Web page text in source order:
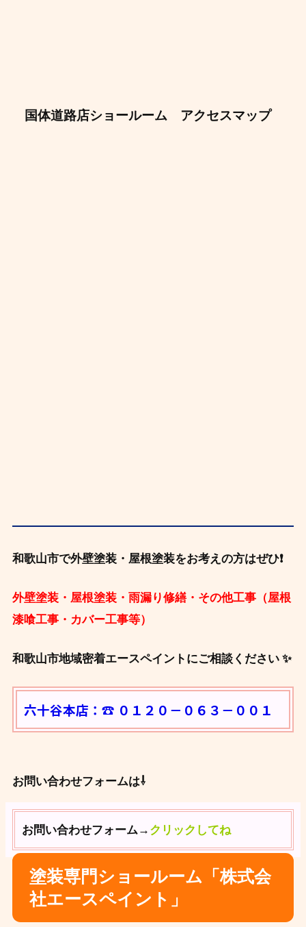
国体道路店ショールーム アクセスマップ
和歌山市で外壁塗装・屋根塗装をお考えの方はぜひ❗
外壁塗装・屋根塗装・雨漏り修繕・その他工事（屋根
漆喰工事・カバー工事等）
和歌山市地域密着エースペイントにご相談ください ✨
六十谷本店：☎ ０１２０－０６３－００１
お問い合わせフォームは⇩
お問い合わせフォーム→ クリックしてね
塗装専門ショールーム「株式会
社エースペイント」